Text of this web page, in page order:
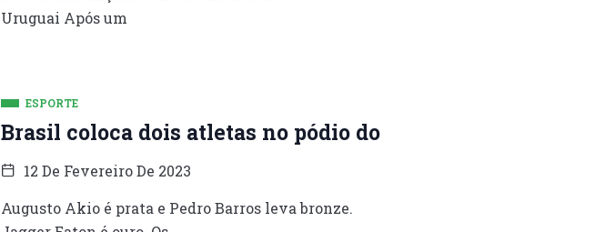
Uruguai Após um
ESPORTE
Brasil coloca dois atletas no pódio do
12 De Fevereiro De 2023
Augusto Akio é prata e Pedro Barros leva bronze.